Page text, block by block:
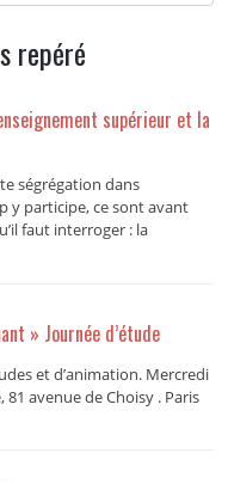
repéré
supérieur et la
ségrégation dans
y participe, ce sont avant
faut interroger : la
» Journée d’étude
et d’animation. Mercredi
avenue de Choisy . Paris